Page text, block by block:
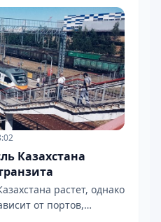
Казахстана
растет, однако
от портов,